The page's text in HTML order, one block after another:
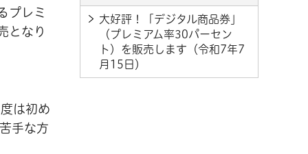
プレミ
となり
は初め
手な方
大好評！「デジタル商品券」
（プレミアム率30パーセン
ト）を販売します（令和7年7
月15日）